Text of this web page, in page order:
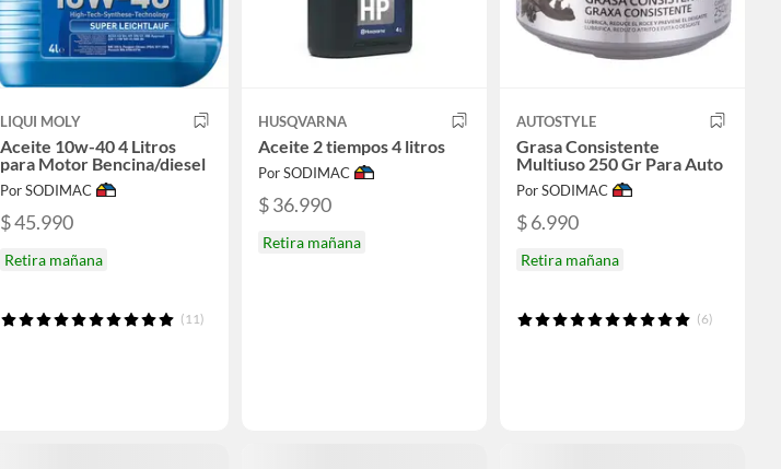
LIQUI MOLY
Aceite 10w-40 4 Litros
para Motor Bencina/diesel
Por SODIMAC
$ 45.990
Retira mañana
(11)
HUSQVARNA
Aceite 2 tiempos 4 litros
Por SODIMAC
$ 36.990
Retira mañana
AUTOSTYLE
Grasa Consistente
Multiuso 250 Gr Para Auto
Por SODIMAC
$ 6.990
Retira mañana
(6)